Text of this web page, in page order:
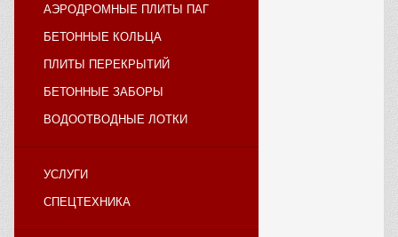
АЭРОДРОМНЫЕ ПЛИТЫ ПАГ
БЕТОННЫЕ КОЛЬЦА
ПЛИТЫ ПЕРЕКРЫТИЙ
БЕТОННЫЕ ЗАБОРЫ
ВОДООТВОДНЫЕ ЛОТКИ
УСЛУГИ
СПЕЦТЕХНИКА